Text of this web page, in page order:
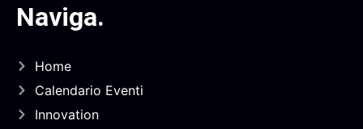
Naviga.
Home
Calendario Eventi
Innovation